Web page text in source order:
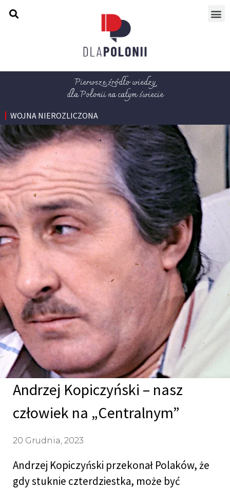
Pierwsze źródło wiedzy
dla Polonii na całym świecie
WOJNA NIEROZLICZONA
Andrzej Kopiczyński – nasz
człowiek na „Centralnym”
20 Grudnia, 2023
Andrzej Kopiczyński przekonał Polaków, że
gdy stuknie czterdziestka, może być